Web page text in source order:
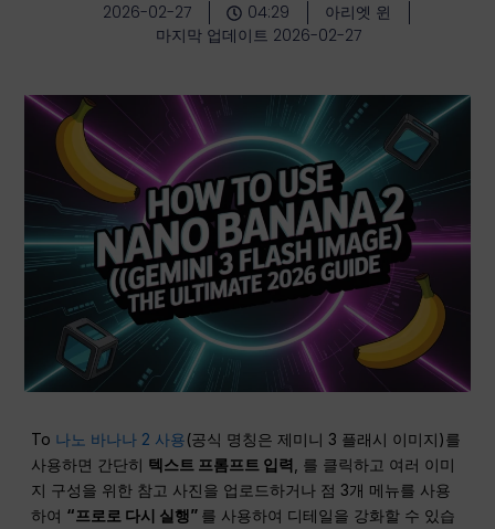
2026-02-27 04:29
아리엣 윈
마지막 업데이트 2026-02-27
To 나노 바나나 2 사용(공식 명칭은 제미니 3 플래시 이미지)를
사용하면 간단히 텍스트 프롬프트 입력 , 를 클릭하고 여러 이미
지 구성을 위한 참고 사진을 업로드하거나 점 3개 메뉴를 사용
하여 “프로로 다시 실행” 를 사용하여 디테일을 강화할 수 있습